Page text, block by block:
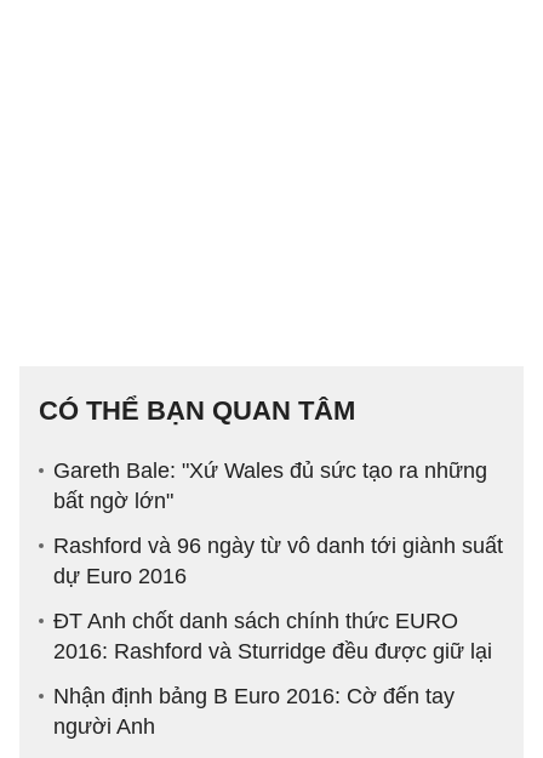
CÓ THỂ BẠN QUAN TÂM
Gareth Bale: "Xứ Wales đủ sức tạo ra những
bất ngờ lớn"
Rashford và 96 ngày từ vô danh tới giành suất
dự Euro 2016
ĐT Anh chốt danh sách chính thức EURO
2016: Rashford và Sturridge đều được giữ lại
Nhận định bảng B Euro 2016: Cờ đến tay
người Anh